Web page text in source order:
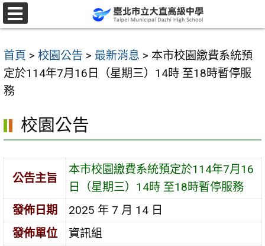
跳
至
要
內
容
首頁 > 校園公告 > 最新消息 > 本市校園繳費系統預
定於114年7月16日（星期三）14時 至18時暫停服
務
校園公告
公告主旨
本市校園繳費系統預定於114年7月16
日（星期三）14時 至18時暫停服務
發佈日期
2025 年 7 月 14 日
發佈單位
資訊組
選
單